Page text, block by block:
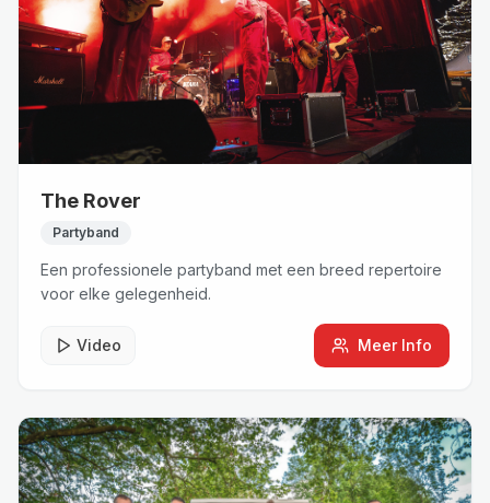
The Rover
Partyband
Een professionele partyband met een breed repertoire
voor elke gelegenheid.
Video Meer Info